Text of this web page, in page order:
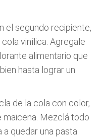
el segundo recipiente,
vinílica. Agregale
alimentario que
hasta lograr un
de la cola con color,
maicena. Mezclá todo
a quedar una pasta